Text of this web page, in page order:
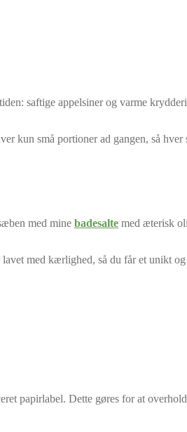
saftige appelsiner og varme
kun små portioner ad gangen, så
med mine badesalte med æterisk
med kærlighed, så du får et unikt
papirlabel. Dette gøres for at